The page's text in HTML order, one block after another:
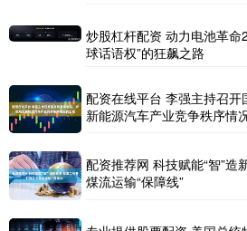
炒股杠杆配资 动力电池革命
球话语权”的狂飙之路
配资在线平台 李强主持召
新能源汽车产业竞争秩序情
配资推荐网 科技赋能“智”
煤流运输“保障线”